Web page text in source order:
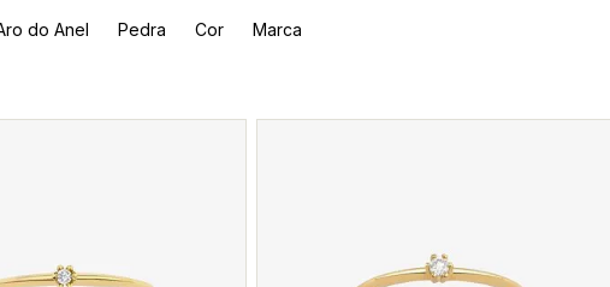
do Anel Pedra Cor Marca